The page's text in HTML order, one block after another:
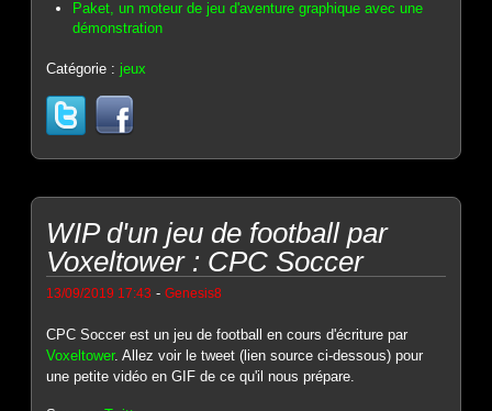
Paket, un moteur de jeu d'aventure graphique avec une
démonstration
Catégorie :jeux
WIP d'un jeu de football par
Voxeltower : CPC Soccer
13/09/2019 17:43 -Genesis8
CPC Soccer est un jeu de football en cours d'écriture par
Voxeltower. Allez voir le tweet (lien source ci-dessous) pour
une petite vidéo en GIF de ce qu'il nous prépare.